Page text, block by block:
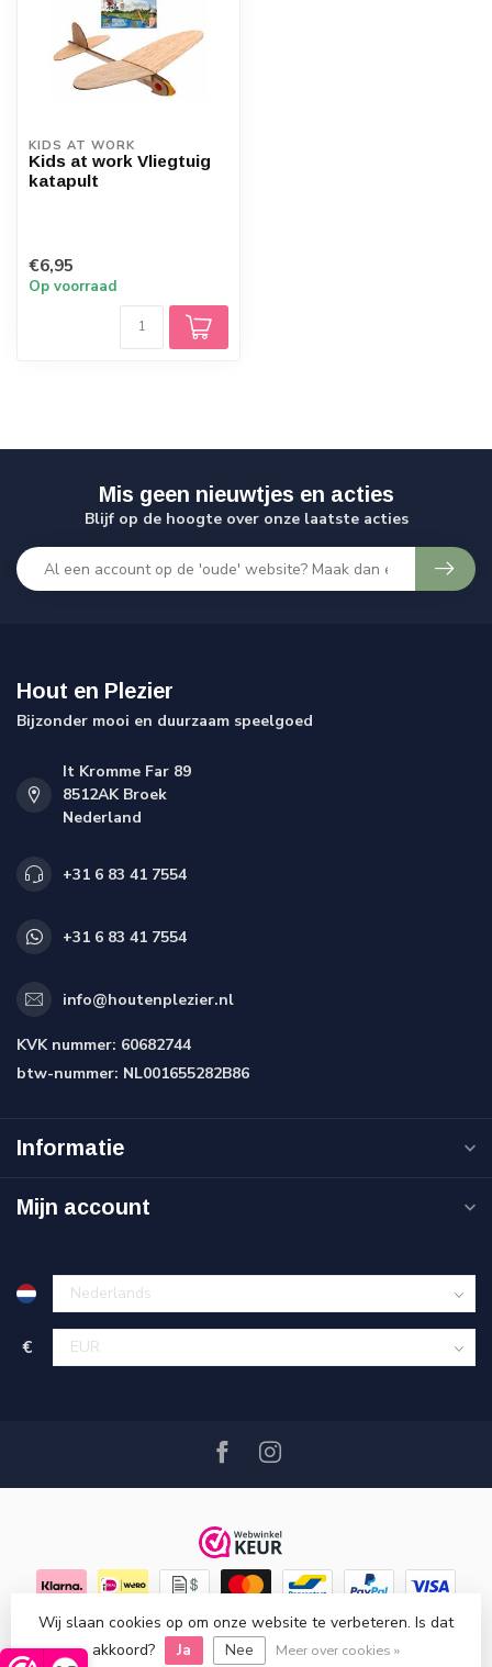
KIDS AT WORK
Kids at work Vliegtuig
katapult
€6,95
Op voorraad
Mis geen nieuwtjes en acties
Blijf op de hoogte over onze laatste acties
Hout en Plezier
Bijzonder mooi en duurzaam speelgoed
It Kromme Far 89
8512AK Broek
Nederland
+31 6 83 41 7554
+31 6 83 41 7554
info@houtenplezier.nl
KVK nummer: 60682744
btw-nummer: NL001655282B86
Informatie
Mijn account
€
© Copyright 2026 Hout en Plezier- Powered byLightspeed-
Lightspeed designby Dyvelopment
Wij slaan cookies op om onze website te verbeteren. Is dat
akkoord?
Ja Nee Meer over cookies »